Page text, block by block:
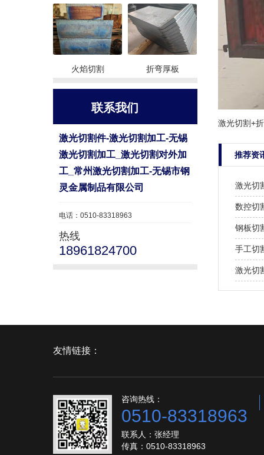
火焰切割 折弯厚板
联系我们
激光切割件-激光切割加工-无锡
激光切割加工_激光切割对外加
工_常州激光切割加工-无锡市钢
灵金属制品有限公司
电话：0510-83318963
热线
18961824700
激光切割+
推荐资
激光切
数控切
钢板切
手工切
激光切
友情链接：
咨询热线：
0510-83318963
联系人：张经理
传真：0510-83318963